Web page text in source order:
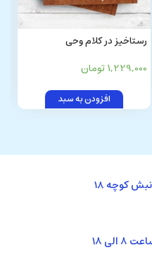
رستاخیز در کلام وحی
1,229,000 تومان
افزودن به سبد
کوچه 18
۱۸